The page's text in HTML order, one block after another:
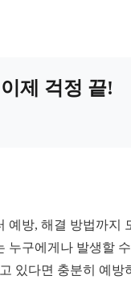
제 걱정 끝!
예방, 해결 방법까지
누구에게나 발생할
있다면 충분히 예방